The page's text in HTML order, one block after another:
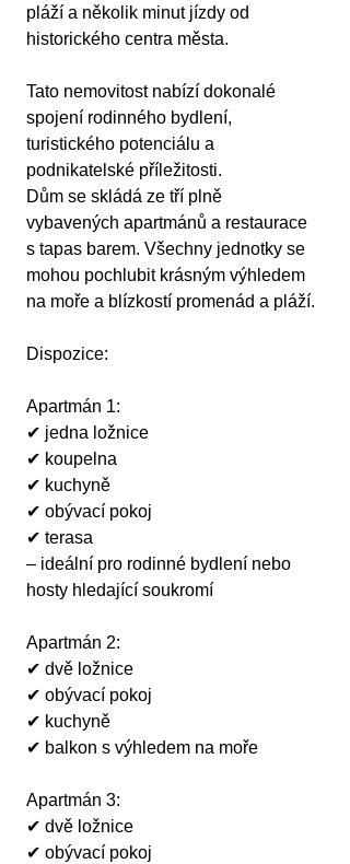
pláží a několik minut jízdy od
historického centra města.
Tato nemovitost nabízí dokonalé
spojení rodinného bydlení,
turistického potenciálu a
podnikatelské příležitosti.
Dům se skládá ze tří plně
vybavených apartmánů a restaurace
s tapas barem. Všechny jednotky se
mohou pochlubit krásným výhledem
na moře a blízkostí promenád a pláží.
Dispozice:
Apartmán 1:
✔ jedna ložnice
✔ koupelna
✔ kuchyně
✔ obývací pokoj
✔ terasa
– ideální pro rodinné bydlení nebo
hosty hledající soukromí
Apartmán 2:
✔ dvě ložnice
✔ obývací pokoj
✔ kuchyně
✔ balkon s výhledem na moře
Apartmán 3:
✔ dvě ložnice
✔ obývací pokoj